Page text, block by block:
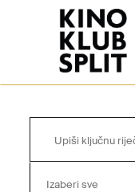
Izaberi sve